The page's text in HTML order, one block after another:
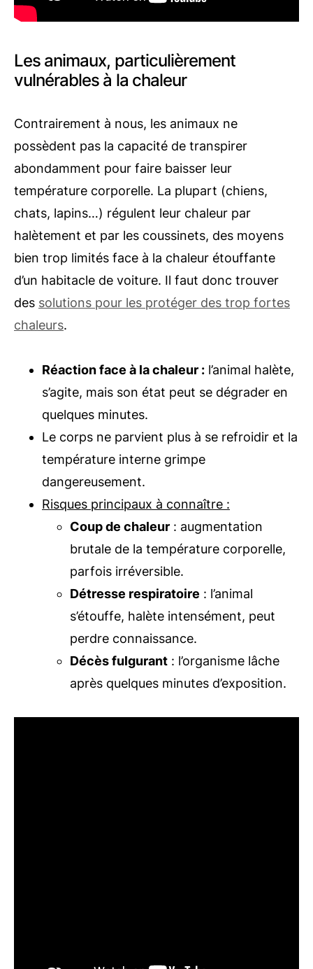
Les animaux, particulièrement
vulnérables à la chaleur
Contrairement à nous, les animaux ne
possèdent pas la capacité de transpirer
abondamment pour faire baisser leur
température corporelle. La plupart (chiens,
chats, lapins…) régulent leur chaleur par
halètement et par les coussinets, des moyens
bien trop limités face à la chaleur étouffante
d’un habitacle de voiture. Il faut donc trouver
des solutions pour les protéger des trop fortes
chaleurs.
Réaction face à la chaleur : l’animal halète,
s’agite, mais son état peut se dégrader en
quelques minutes.
Le corps ne parvient plus à se refroidir et la
température interne grimpe
dangereusement.
Risques principaux à connaître :
Coup de chaleur : augmentation
brutale de la température corporelle,
parfois irréversible.
Détresse respiratoire : l’animal
s’étouffe, halète intensément, peut
perdre connaissance.
Décès fulgurant : l’organisme lâche
après quelques minutes d’exposition.